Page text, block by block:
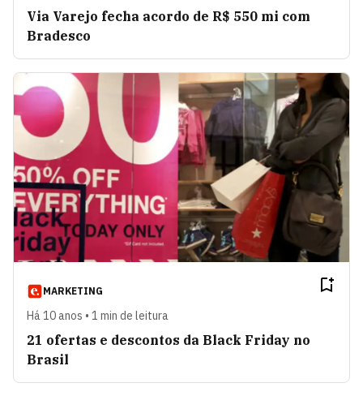
Via Varejo fecha acordo de R$ 550 mi com
Bradesco
MARKETING
Há 10 anos • 1 min de leitura
21 ofertas e descontos da Black Friday no
Brasil